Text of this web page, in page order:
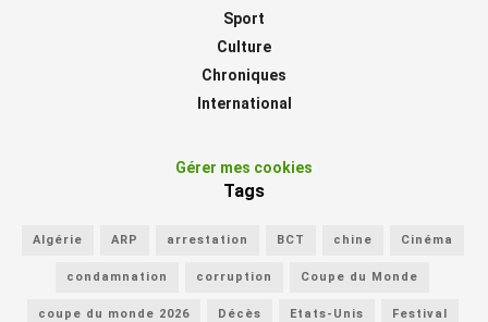
Sport
Culture
Chroniques
International
Gérer mes cookies
Tags
Algérie ARP arrestation BCT chine Cinéma
condamnation corruption Coupe du Monde
coupe du monde 2026 Décès Etats-Unis Festival